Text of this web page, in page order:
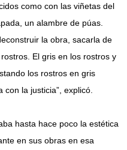
como con las viñetas del
un alambre de púas.
la obra, sacarla de
El gris en los rostros y
los rostros en gris
la justicia”, explicó.
hasta hace poco la estética
en sus obras en esa